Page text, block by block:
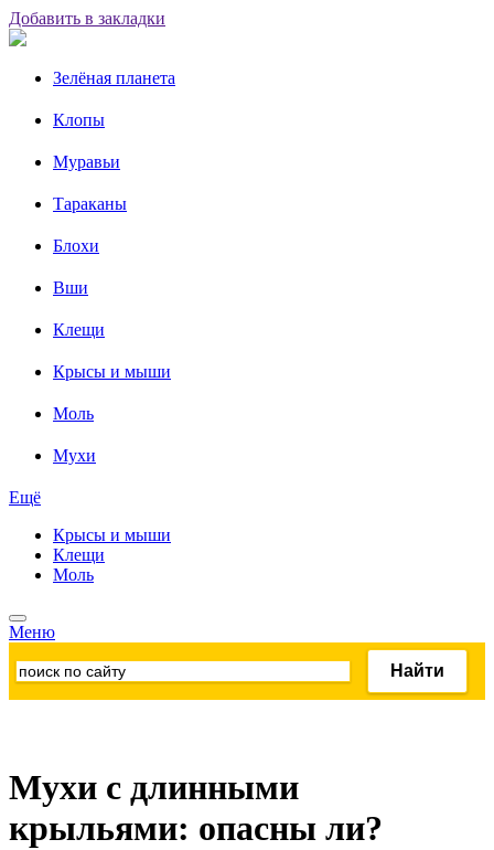
Добавить в закладки
Зелёная планета
Клопы
Муравьи
Тараканы
Блохи
Вши
Клещи
Крысы и мыши
Моль
Мухи
Ещё
Крысы и мыши
Клещи
Моль
Меню
Мухи с длинными
крыльями: опасны ли?